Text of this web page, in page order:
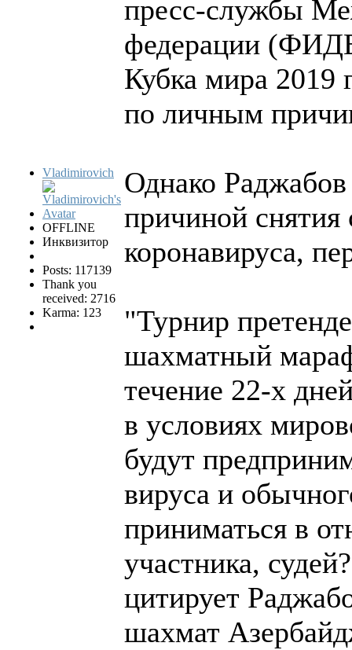
Vladimirovich
OFFLINE
Инквизитор
Posts: 117139
Thank you
received: 2716
Karma: 123
пресс-службы
федерации
Кубка мира 2019
по личным
Однако Раджабов
причиной
коронавируса,
"Турнир
шахматный
течение 22-х
в условиях
будут
вируса и
приниматься в
участника,
цитирует
шахмат